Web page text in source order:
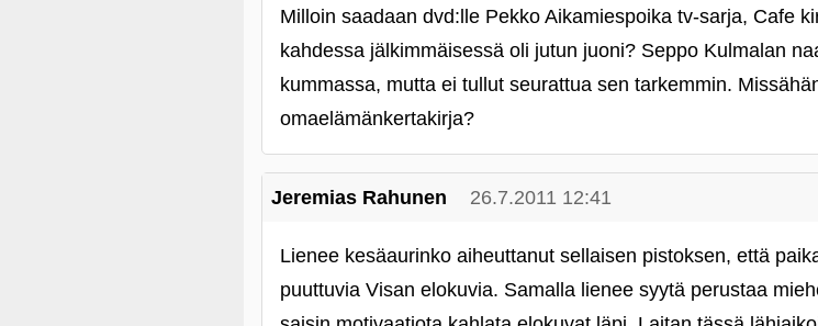
Milloin saadaan dvd:lle Pekko Aikamiespoika tv-sarja, Cafe
kahdessa jälkimmäisessä oli jutun juoni? Seppo Kulmalan
kummassa, mutta ei tullut seurattua sen tarkemmin.
omaelämänkertakirja?
Jeremias Rahunen 26.7.2011 12:41
Lienee kesäaurinko aiheuttanut sellaisen pistoksen, että
puuttuvia Visan elokuvia. Samalla lienee syytä perustaa